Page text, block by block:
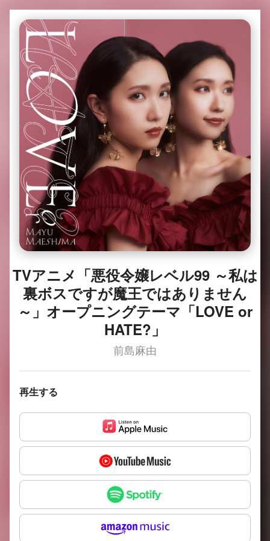
TVアニメ「悪役令嬢レベル99 ～私は
裏ボスですが魔王ではありません
～」オープニングテーマ「LOVE or
HATE?」
前島麻由
再生する